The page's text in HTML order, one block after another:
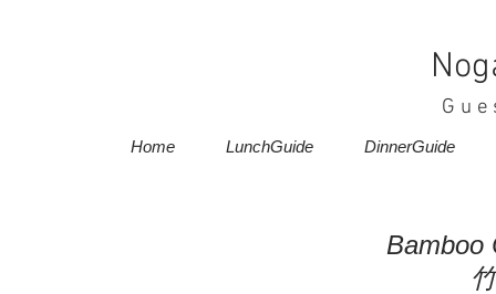
Home LunchGuide DinnerGuide
Bamboo